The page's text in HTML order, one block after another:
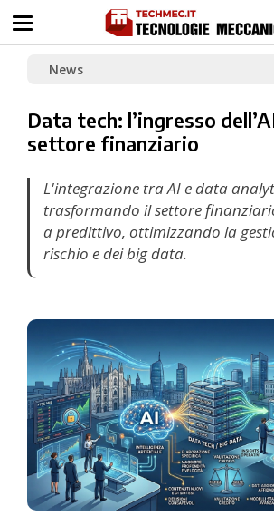
News
Data tech: l’ingresso
settore finanziario
L'integrazione tra AI e data
trasformando il settore
a predittivo, ottimizzando la
rischio e dei big data.